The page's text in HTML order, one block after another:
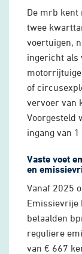
De mrb kent
twee
voertuigen,
ingericht als
of
vervoer van
Voorgesteld
ingang van
Vaste voet
en
Vanaf 2025
Emissievrije
betaalden
reguliere
van € 667